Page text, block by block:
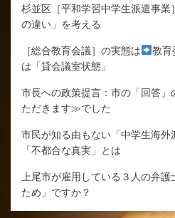
杉並区［平和学習中学生派遣事業
の違い」を考える
［総合教育会議］の実態は
教育
は「貸会議室状態」
市長への政策提言：市の「回答
ただきます≫でした
市民が知る由もない「中学生海外
「不都合な真実」とは
上尾市が雇用している３人の弁
ため」ですか？